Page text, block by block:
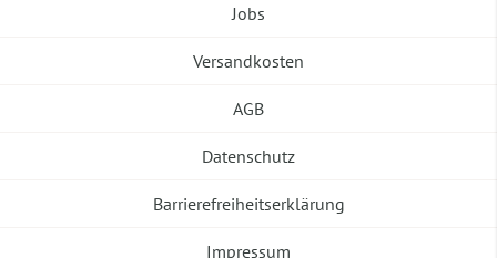
Jobs
Versandkosten
AGB
Datenschutz
Barrierefreiheitserklärung
Impressum